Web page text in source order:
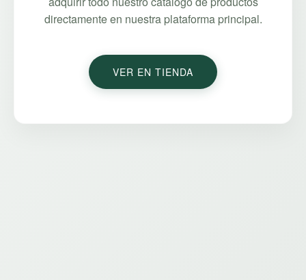
directamente en nuestra plataforma principal.
VER EN TIENDA